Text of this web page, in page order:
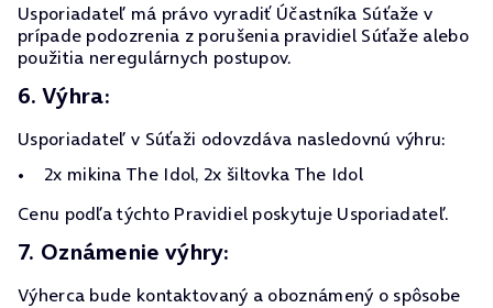
Usporiadateľ má právo vyradiť Účastníka Súťaže v
prípade podozrenia z porušenia pravidiel Súťaže alebo
použitia neregulárnych postupov.
6. Výhra:
Usporiadateľ v Súťaži odovzdáva nasledovnú výhru:
2x mikina The Idol, 2x šiltovka The Idol
Cenu podľa týchto Pravidiel poskytuje Usporiadateľ.
7. Oznámenie výhry:
Výherca bude kontaktovaný a oboznámený o spôsobe